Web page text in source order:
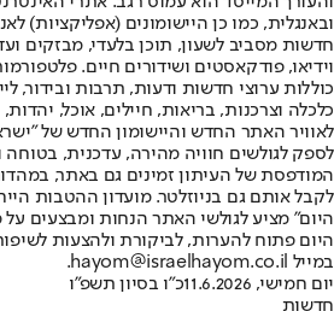
חדשות מסביב לשעון, תוכן בלעדי, מבזקים
וידיאו, פודקאסטים ושידורים חיים.
כוללות ערוצי חדשות ודעות, תרבות ובידור,
לאוויר האתר החדש והיישומון החדש של
לספק לגולשים חוויה מהירה, עדכנית, בטוחה
המודפסת של העיתון זמינים גם באתר,
לקבל אותם גם בניוזלטר. מועדון ההטבות
היום" מציע לגולשי האתר הנחות ומבצעים על
היום פתוח להערות, לביקורת ולהצעות
במייל hayom@israelhayom.co.il.
יום חמישי, 11.6.2026
כ"ו בסיון תשפ"ו
חדשות